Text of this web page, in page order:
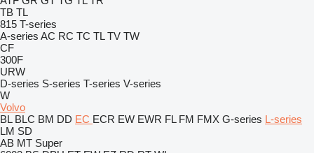
TB TL
815 T-series
A-series AC RC TC TL TV TW
CF
300F
URW
D-series S-series T-series V-series
W
Volvo
BL BLC BM DD EC ECR EW EWR FL FM FMX G-series L-series
LM SD
AB MT Super